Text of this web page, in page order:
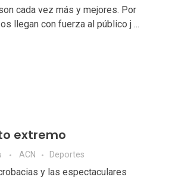
cada vez más y mejores. Por
llegan con fuerza al público j ...
extremo
ACN Deportes
y las espectaculares